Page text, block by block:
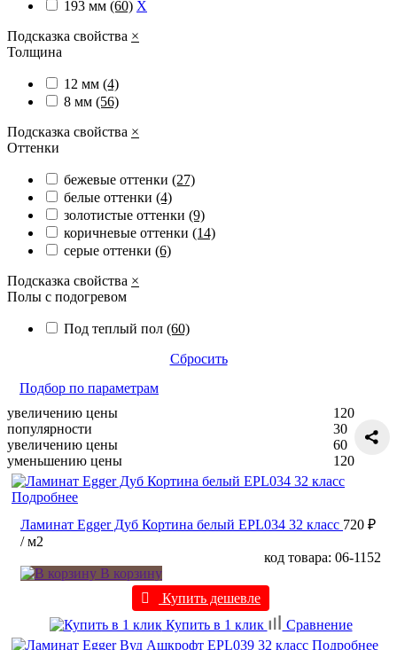
193 мм (60) X
Подсказка свойства ×
Толщина
12 мм (4)
8 мм (56)
Подсказка свойства ×
Оттенки
бежевые оттенки (27)
белые оттенки (4)
золотистые оттенки (9)
коричневые оттенки (14)
серые оттенки (6)
Подсказка свойства ×
Полы с подогревом
Под теплый пол (60)
Сбросить
Подбор по параметрам
увеличению цены
популярности
увеличению цены
уменьшению цены
120
30
60
120
Подробнее
Ламинат Egger Дуб Кортина белый EPL034 32 класс 720 ₽
/ м2
код товара: 06-1152
В корзину
Купить дешевле
Купить в 1 клик
Сравнение
Подробнее